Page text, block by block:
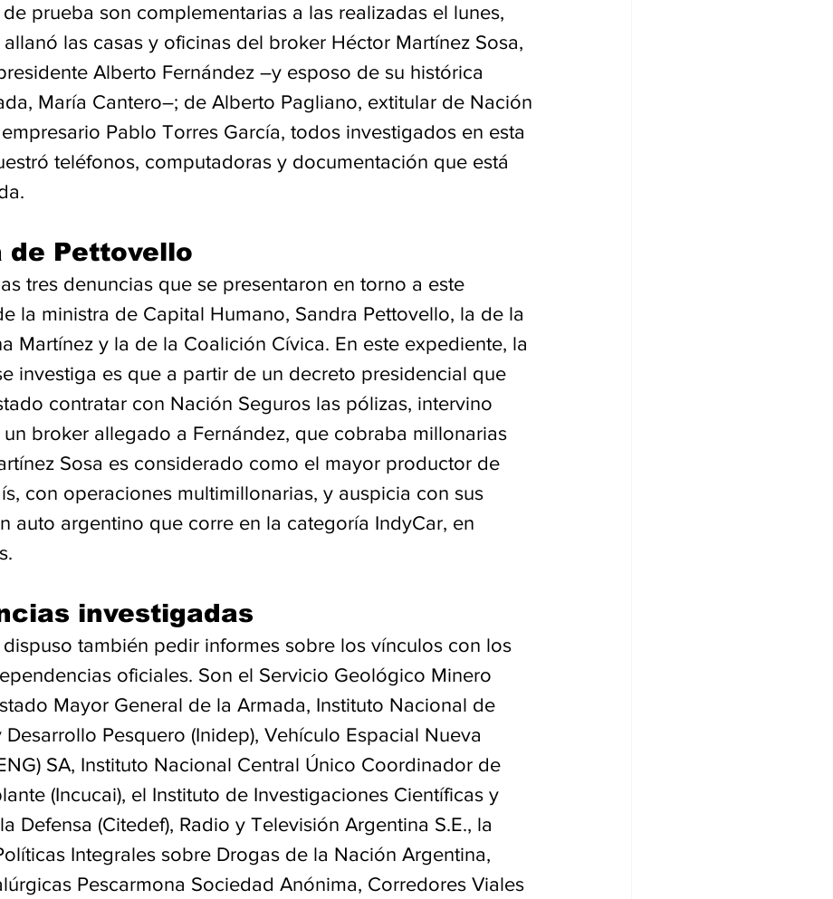
prueba son complementarias a las realizadas el lunes,
las casas y oficinas del broker Héctor Martínez Sosa,
Alberto Fernández –y esposo de su histórica
María Cantero–; de Alberto Pagliano, extitular de Nación
Pablo Torres García, todos investigados en esta
teléfonos, computadoras y documentación que está
de Pettovello
tres denuncias que se presentaron en torno a este
la ministra de Capital Humano, Sandra Pettovello, la de la
Martínez y la de la Coalición Cívica. En este expediente, la
investiga es que a partir de un decreto presidencial que
contratar con Nación Seguros las pólizas, intervino
un broker allegado a Fernández, que cobraba millonarias
Sosa es considerado como el mayor productor de
con operaciones multimillonarias, y auspicia con sus
auto argentino que corre en la categoría IndyCar, en
investigadas
dispuso también pedir informes sobre los vínculos con los
oficiales. Son el Servicio Geológico Minero
Mayor General de la Armada, Instituto Nacional de
Pesquero (Inidep), Vehículo Espacial Nueva
SA, Instituto Nacional Central Único Coordinador de
(Incucai), el Instituto de Investigaciones Científicas y
Defensa (Citedef), Radio y Televisión Argentina S.E., la
Integrales sobre Drogas de la Nación Argentina,
Pescarmona Sociedad Anónima, Corredores Viales